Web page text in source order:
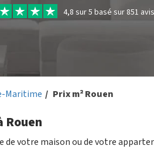
4,8 sur 5 basé sur 851
Maritime Prix m² Rouen
votre maison ou de votre